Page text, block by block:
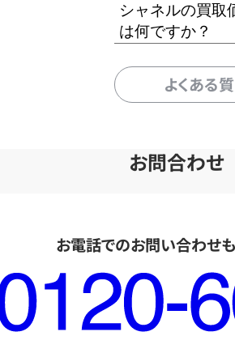
シャネルの買取
は何ですか？
よくある
お問合わせ
お電話でのお問い合わせ
ー